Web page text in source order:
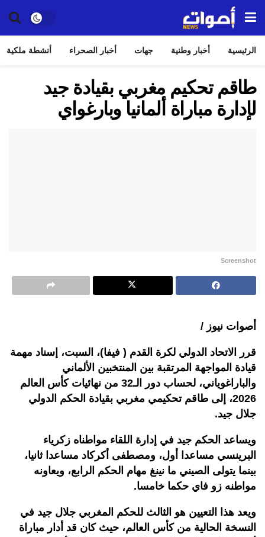
الرئيسية أخبار وطنية جهات أخبار الصحراء أنشطة ملكية
طاقم تحكيم مغربي بقيادة جيد
لإدارة مباراة ألمانيا وبارغواي
Screenshot
أصوات نيوز /
قرر الاتحاد الدولي لكرة القدم ( فيفا)، السبت، إسناد مهمة
قيادة المواجهة المرتقبة بين المنتخبين الألماني
والباراغوياني، لحساب دور الـ32 من نهائيات كأس العالم
2026، إلى طاقم تحكيمي مغربي بقيادة الحكم الدولي
جلال جيد.
ويساعد الحكم جيد في إدارة اللقاء مواطناه زكرياء
البرينسي مساعدا أول، ومصطفى أكركاد مساعدا ثانيا،
بينما يتولى الصيني ما نينغ مهام الحكم الرابع، ويعاونه
مواطنه زو فاي حكما خامسا.
ويعد هذا التعيين هو الثالث للحكم المغربي جلال جيد في
النسخة الحالية من كأس العالم، حيث كان قد أدار مباراة